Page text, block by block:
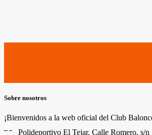
Sobre nosotros
¡Bienvenidos a la web oficial del Club
Polideportivo El Tejar. Calle Romero, s/n